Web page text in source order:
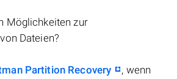
Möglichkeiten zur
Dateien?
Partition Recovery
, wenn